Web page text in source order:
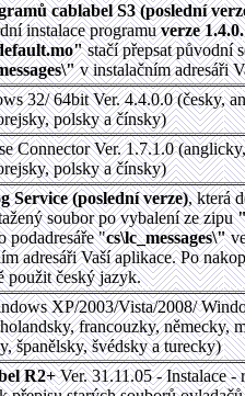
cablabel S3 (poslední
instalace programuverze
stačí přepsat původní
v instalačním adresáři
32/ 64bit Ver. 4.4.0.0 (česky,
polsky a čínsky)
Connector Ver. 1.7.1.0
polsky a čínsky)
Service (poslední verze), která
soubor po vybalení ze zipu
podadresáře "cs\lc_messages\"
adresáři Vaší aplikace. Po
použit český jazyk.
XP/2003/Vista/2008/
francouzky, německy,
španělsky, švédsky a turecky)
R2+Ver. 31.11.05 - Instalace -